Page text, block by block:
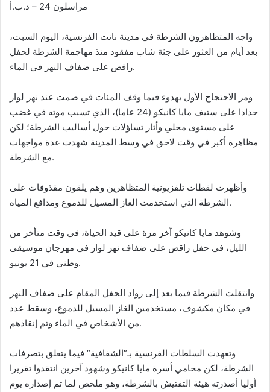
مراسلون 24 – د.ب.أ
واجه المتظاهرون الشرطة في مدينة نانت الفرنسية، اليوم السبت،
بعد أيام من العثور على جثة شاب مفقود منذ مهاجمة الشرطة لحفل
راقص على ضفاف النهر في الماء.
ومر الاحتجاج الأول بهدوء فيما وقف المئات في صمت عند نهر لوار
حدادا على ستيف مايا كانيكو (24 عاما)، الذي تسبب موته في غضب
على مستوى محلي وأثار تساؤلات حول أساليب الشرطة؛ لكن
مظاهرة أكبر في وقت لاحق في وسط المدينة شهدت عدة مواجهات
مع الشرطة.
وأظهرت لقطات تلفزيونية المتظاهرين وهم يلقون مقذوفات على
الشرطة التي استخدمت الغاز المسيل للدموع ومدافع المياه.
وشوهد مايا كانيكو آخر مرة على قيد الحياة، في وقت متأخر من
الليل، في حفل راقص على ضفاف نهر لوار في مهرجان موسيقى
وطني في 21 يونيو.
وانتقلت الشرطة فيما بعد إلى رواد الحفل المقام على ضفاف النهر
في مكان مكشوف، مستخدمين الغاز المسيل للدموع، وسقط عدد
من الأشخاص في الماء وتم إنقاذهم.
وتعهدت السلطات الفرنسية بـ”الشفافية” فيما يتعلق بتصرفات
الشرطة، لكن محامي أسرة مايا كانيكو وشهود آخرين انتقدوا تقريرا
أوليا أصدرته هيئة التفتيش بالشرطة، وهو ملخص لما تم إصداره يوم